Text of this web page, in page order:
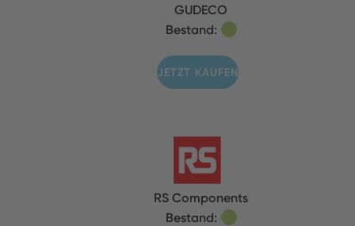
GUDECO
Bestand:
JETZT KAUFEN
RS Components
Bestand: